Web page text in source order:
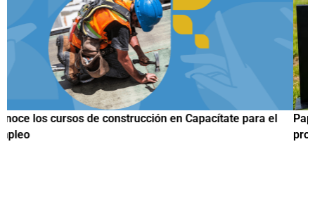
Papuchis y el Sueño Michoacano como alternativa
productiva